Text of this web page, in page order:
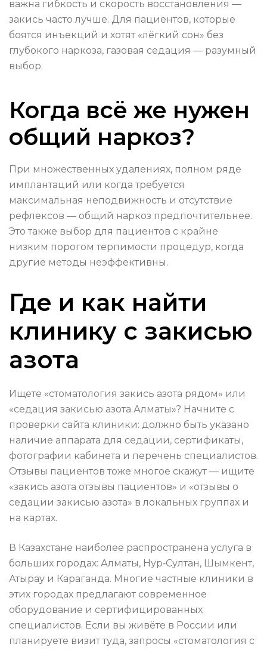
важна гибкость и скорость восстановления —
закись часто лучше. Для пациентов, которые
боятся инъекций и хотят «лёгкий сон» без
глубокого наркоза, газовая седация — разумный
выбор.
Когда всё же нужен
общий наркоз?
При множественных удалениях, полном ряде
имплантаций или когда требуется
максимальная неподвижность и отсутствие
рефлексов — общий наркоз предпочтительнее.
Это также выбор для пациентов с крайне
низким порогом терпимости процедур, когда
другие методы неэффективны.
Где и как найти
клинику с закисью
азота
Ищете «стоматология закись азота рядом» или
«седация закисью азота Алматы»? Начните с
проверки сайта клиники: должно быть указано
наличие аппарата для седации, сертификаты,
фотографии кабинета и перечень специалистов.
Отзывы пациентов тоже многое скажут — ищите
«закись азота отзывы пациентов» и «отзывы о
седации закисью азота» в локальных группах и
на картах.
В Казахстане наиболее распространена услуга в
больших городах: Алматы, Нур‑Султан, Шымкент,
Атырау и Караганда. Многие частные клиники в
этих городах предлагают современное
оборудование и сертифицированных
специалистов. Если вы живёте в России или
планируете визит туда, запросы «стоматология с